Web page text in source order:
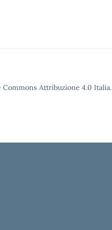
Attribuzione 4.0 Italia.